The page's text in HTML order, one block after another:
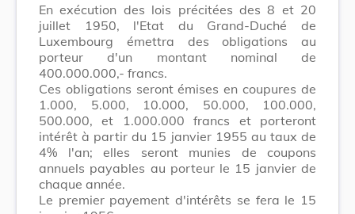
En exécution des lois précitées des 8 et 20
juillet 1950, l'Etat du Grand-Duché de
Luxembourg émettra des obligations au
porteur d'un montant nominal de
400.000.000,- francs.
Ces obligations seront émises en coupures de
1.000, 5.000, 10.000, 50.000, 100.000,
500.000, et 1.000.000 francs et porteront
intérêt à partir du 15 janvier 1955 au taux de
4% l'an; elles seront munies de coupons
annuels payables au porteur le 15 janvier de
chaque année.
Le premier payement d'intérêts se fera le 15